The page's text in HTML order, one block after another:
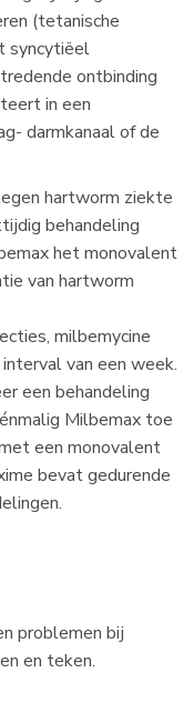
(tetanische
syncytiëel
ontbinding
in een
darmkanaal of de
hartworm ziekte
behandeling
het monovalent
van hartworm
milbemycine
van een week.
een behandeling
Milbemax toe
een monovalent
bevat gedurende
problemen bij
en teken.